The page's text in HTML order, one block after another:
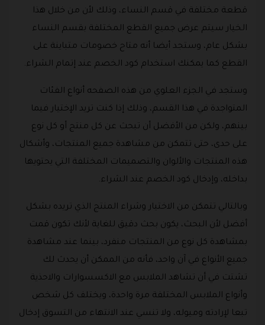
قطعة مختلفة في قسم النساء، وذلك لأن من خلال هذا
الخيار سيتم عرض جميع القطع المختلفة بقسم النساء
بشكل عام، وستجد أيضا أنه متاح خصومات متباينة على
القطع كما يمكنك استخدام كود الخصم عند إتمام الشراء.
وستجد في الجزء العلوي من هذه الصفحه أنواع الفئات
المتواجدة في هذا القسم، وذلك إذا كنت تريد الإختيار فيما
بينهم، ولكن من الأفضل أن تبحث عن كل منتج أو كل نوع
على حدى، حتى تتمكن من مشاهدة جميع المنتجات، وأشكال
هذه المنتجات والألوان والتصميمات المختلفة التي يحتويها
بداخله، وإدخال كود الخصم عند الشراء.
وبالتالي تتمكن من الاختيار وشراء المنتج الذي تريده بشكل
أفضل لأن البحث، يكون بحث دقيق للغاية لأنك تكون قمت
بمشاهدة كل نوع من المنتجات منفرد، بينما عند مشاهدة
جميع الأنواع في آن واحد، فأنه من الممكن أن يحدث لك
تشتت في أن تشاهد الملابس مع الاكسسوارات والاحذية
وأنواع الملابس المختلفة مرة واحدة، ويختلف كل شخص
تبعا لإرادته وميوله، ولا تنسي عند الانتهاء من التسوق إدخال